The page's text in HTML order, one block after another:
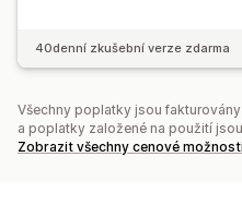
40denní zkušební verze zdarma
Všechny poplatky jsou
a poplatky založené na použití
Zobrazit všechny cenové možnosti